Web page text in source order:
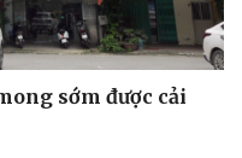
sớm được cải